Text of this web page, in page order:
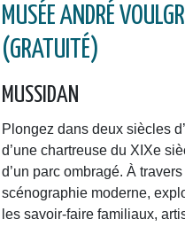
MUSÉE ANDRÉ
(GRATUITÉ)
MUSSIDAN
Plongez dans deux siècles
d’une chartreuse du XIXe
d’un parc ombragé. À
scénographie moderne,
les savoir-faire familiaux,